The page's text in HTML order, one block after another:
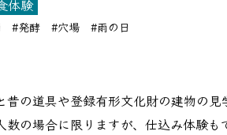
体験
#発酵 #穴場 #雨の日
の道具や登録有形文化財の建物の見
の場合に限りますが、仕込み体験も